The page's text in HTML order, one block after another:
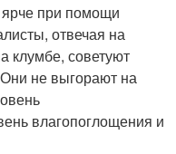
при помощи
отвечая на
клумбе, советуют
не выгорают на
влагопоглощения и